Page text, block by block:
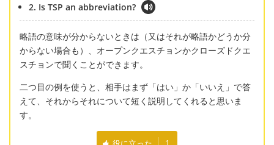
2. Is TSP an abbreviation?
略語の意味が分からないときは（又はそれが略語かどうか分
からない場合も）、オープンクエスチョンかクローズドクエ
スチョンで聞くことができます。
二つ目の例を使うと、相手はまず「はい」か「いいえ」で答
えて、それからそれについて短く説明してくれると思いま
す。